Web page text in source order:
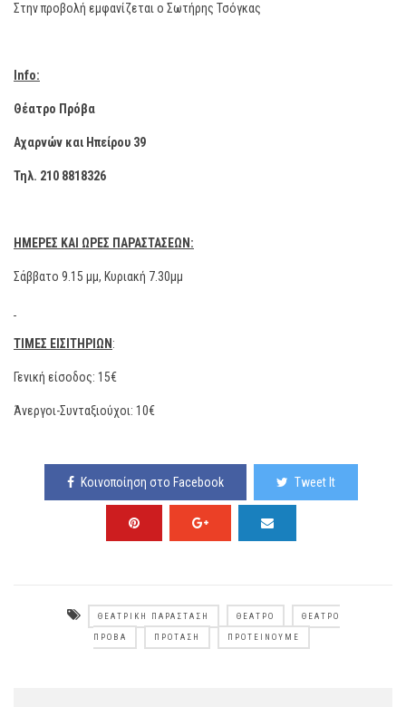
Στην προβολή εμφανίζεται ο Σωτήρης Τσόγκας
Info:
Θέατρο Πρόβα
Αχαρνών και Ηπείρου 39
Τηλ. 210 8818326
Η ΜΕΡΕΣ ΚΑΙ ΩΡΕΣ ΠΑΡΑΣΤΑΣΕΩΝ:
Σάββατο 9.15 μμ, Κυριακή 7.30μμ
ΤΙΜΕΣ ΕΙΣΙΤΗΡΙΩΝ :
Γενική είσοδος: 15€
Άνεργοι-Συνταξιούχοι: 10€
Κοινοποίηση στο Facebook Tweet It
ΘΕΑΤΡΙΚΉ ΠΑΡΆΣΤΑΣΗ ΘΈΑΤΡΟ ΘΈΑΤΡΟ
ΠΡΌΒΑ ΠΡΌΤΑΣΗ ΠΡΟΤΕΊΝΟΥΜΕ